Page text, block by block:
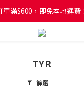
單滿$600，即免本地運費！
單滿$600，即免本地運費！
! 2%消費回贈! 買1蚊儲1
TYR
篩選